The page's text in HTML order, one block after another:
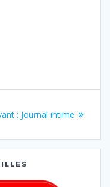
: Journal intime